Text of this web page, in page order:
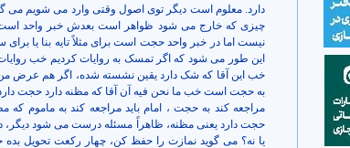
دارد. معلوم است دیگر توی اصول وقتی وارد می شویم می
چیزی که خارج می شود ظواهر است بعدش خبر واحد
نیست اما در خبر واحد حجت است برای مثلاً تایه بنا یا
این طور می شود که اگر تمسک به روایات کردیم خب
خب این آقا که شک دارد یقین نشسته شده، اگر هم عرض من
به حجت است خب ما نحن فیه آن آقا که مظنه دارد حجت
مراجعه کند به حجت ، امام باید مراجعه کند به ماموم که
حجت دارد یعنی مظنه، ظاهراً مسئله درست می شود
یا نه؟ می گوید نمازت را حفظ کن، چهار رکعت تحویل